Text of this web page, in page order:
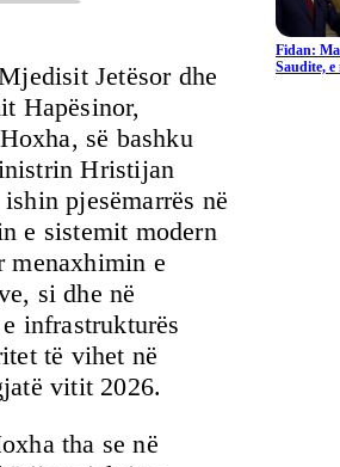
Jetësor dhe
Hapësinor,
së bashku
Hristijan
pjesëmarrës në
e sistemit modern
menaxhimin e
si dhe në
infrastrukturës
të vihet në
vitit 2026.
tha se në
Fidan:
Saudite,